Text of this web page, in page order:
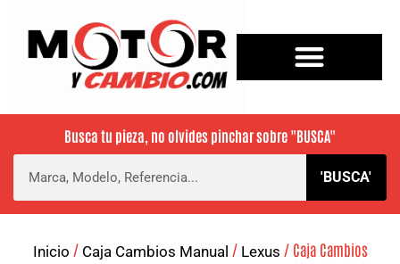
Busca tu pieza, no olvides pinchar sobre "BUSCA"
'BUSCA'
Inicio / Caja Cambios Manual / Lexus / Caja Cambios